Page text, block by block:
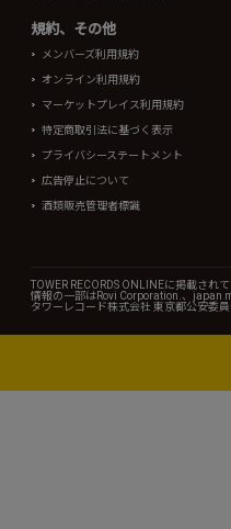
規約、その他
メンバーズ利用規約
オンライン利用規約
マーケットプレイス利用規約
特定商取引法に基づく表示
プライバシーステートメント
広告停止について
酒類販売管理者標識
TOWER RECORDS ONLINEに掲載さ
情報の一部はRovi Corporation.、japan
タワーレコード株式会社 東京都公安委